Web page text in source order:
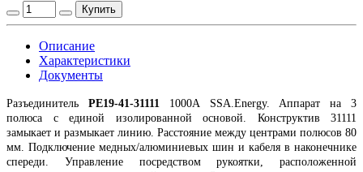
Купить
Описание
Характеристики
Документы
Разъединитель РЕ19-41-31111
1000А SSA.Energy. Аппарат на 3
полюса с единой изолированной основой. Конструктив 31111
замыкает и размыкает линию. Расстояние между центрами полюсов 80
мм. Подключение медных/алюминиевых шин и кабеля в наконечнике
спереди. Управление посредством рукоятки, расположенной